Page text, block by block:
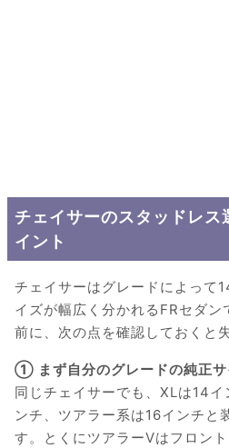
チェイサーのスタッドレス
イント
チェイサーはグレードによって
イズが幅広く分かれるFRセダ
前に、次の点を確認しておくと
① まず自分のグレードの純正サ
同じチェイサーでも、XLは14
ンチ、ツアラー系は16インチと
す。とくにツアラーVはフロン